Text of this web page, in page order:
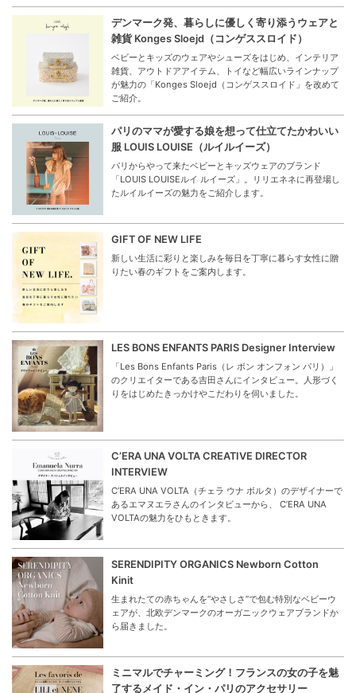
デンマーク発、暮らしに優しく寄り添うウェアと
雑貨 Konges Sloejd（コンゲススロイド）
ベビーとキッズのウェアやシューズをはじめ、インテリア
雑貨、アウトドアアイテム、トイなど幅広いラインナップ
が魅力の「Konges Sloejd（コンゲススロイド」を改めて
ご紹介。
パリのママが愛する娘を想って仕立てたかわいい
服 LOUIS LOUISE（ルイルイーズ）
パリからやって来たベビーとキッズウェアのブランド
「LOUIS LOUISEルイ ルイーズ」。リリエネネに再登場し
たルイルイーズの魅力をご紹介します。
GIFT OF NEW LIFE
新しい生活に彩りと楽しみを毎日を丁寧に暮らす女性に贈
りたい春のギフトをご案内します。
LES BONS ENFANTS PARIS Designer Interview
「Les Bons Enfants Paris（レ ボン オンフォン パリ）」
のクリエイターである吉田さんにインタビュー。人形づく
りをはじめたきっかけやこだわりを伺いました。
C’ERA UNA VOLTA CREATIVE DIRECTOR
INTERVIEW
C’ERA UNA VOLTA（チェラ ウナ ボルタ）のデザイナーで
あるエマヌエラさんのインタビューから、 C’ERA UNA
VOLTAの魅力をひもときます。
SERENDIPITY ORGANICS Newborn Cotton
Kinit
生まれたての赤ちゃんを“やさしさ”で包む特別なベビーウ
ェアが、北欧デンマークのオーガニックウェアブランドか
ら届きました。
ミニマルでチャーミング！フランスの女の子を魅
了するメイド・イン・パリのアクセサリー